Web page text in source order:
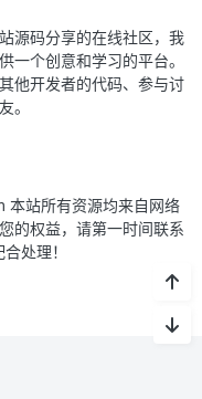
源码分享的在线社区，我
一个创意和学习的平台。
他开发者的代码、参与讨
。
站所有资源均来自网络
的权益，请第一时间联系
处理！